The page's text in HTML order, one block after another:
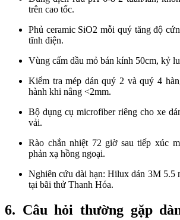
trên cao tốc.​
Phủ ceramic SiO2 mỗi quý tăng độ
tĩnh điện.​
Vùng cấm dầu mỏ bán kính 50cm, kỷ
Kiểm tra mép dán quý 2 và quý 4
hành khi nâng <2mm.​
Bộ dụng cụ microfiber riêng cho xe
vải.​
Rào chắn nhiệt 72 giờ sau tiếp xúc
phản xạ hồng ngoại.​
Nghiên cứu dài hạn: Hilux dán 3M 5.5
tại bãi thử Thanh Hóa.​
6. Câu hỏi thường gặp